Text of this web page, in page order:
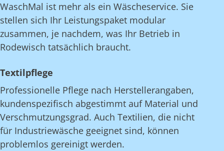
WaschMal ist mehr als ein Wäscheservice. Sie
stellen sich Ihr Leistungspaket modular
zusammen, je nachdem, was Ihr Betrieb in
Rodewisch tatsächlich braucht.
Textilpflege
Professionelle Pflege nach Herstellerangaben,
kundenspezifisch abgestimmt auf Material und
Verschmutzungsgrad. Auch Textilien, die nicht
für Industriewäsche geeignet sind, können
problemlos gereinigt werden.